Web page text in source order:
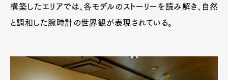
構築したエリアでは、各モデルのストーリーを読み解き、自然
と調和した腕時計の世界観が表現されている。